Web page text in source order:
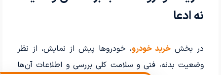
نه ادعا
در بخش خرید خودرو، خودروها پیش از نمایش، از نظر
وضعیت بدنه، فنی و سلامت کلی بررسی و اطلاعات آن‌ها